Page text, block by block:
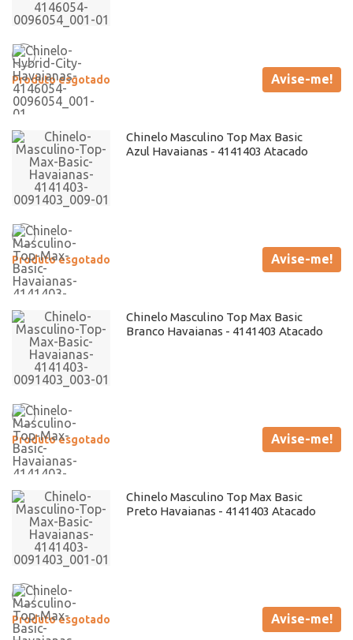
Produto esgotado Avise-me!
Chinelo Masculino Top Max Basic
Azul Havaianas - 4141403 Atacado
Produto esgotado Avise-me!
Chinelo Masculino Top Max Basic
Branco Havaianas - 4141403 Atacado
Produto esgotado Avise-me!
Chinelo Masculino Top Max Basic
Preto Havaianas - 4141403 Atacado
Produto esgotado Avise-me!